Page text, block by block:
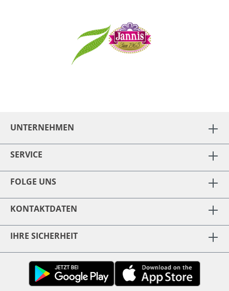
UNTERNEHMEN
SERVICE
FOLGE UNS
KONTAKTDATEN
IHRE SICHERHEIT